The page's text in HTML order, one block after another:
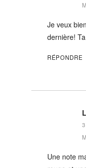
Je veux
dernière!
RÉPONDRE
Une note